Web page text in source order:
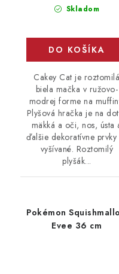
Skladom
DO KOŠÍKA
Cakey Cat je roztomilá
biela mačka v ružovo-
modrej forme na
Plyšová hračka je na
mäkká a oči, nos, ústa
ďalšie dekoratívne prvky
vyšívané. Roztomilý
plyšák...
Pokémon
Evee 36 cm